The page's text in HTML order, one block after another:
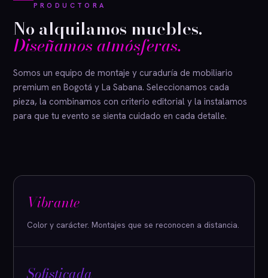
PRODUCTORA
No alquilamos muebles.
Diseñamos atmósferas.
Somos un equipo de montaje y curaduría de mobiliario
premium en Bogotá y La Sabana. Seleccionamos cada
pieza, la combinamos con criterio editorial y la instalamos
para que tu evento se sienta cuidado en cada detalle.
Vibrante
Color y carácter. Montajes que se reconocen a distancia.
Sofisticada